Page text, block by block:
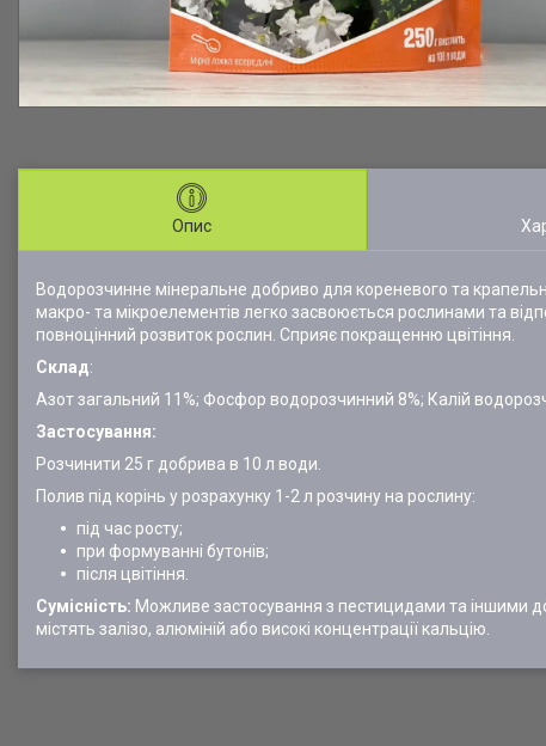
Опис
Водорозчинне мінеральне добриво для кореневого та
макро- та мікроелементів легко засвоюється рослинами та
повноцінний розвиток рослин. Сприяє покращенню цвітіння.
Склад:
Азот загальний 11%; Фосфор водорозчинний 8%; Калій
Застосування:
Розчинити 25 г добрива в 10 л води.
Полив під корінь у розрахунку 1-2 л розчину на рослину:
під час росту;
при формуванні бутонів;
після цвітіння.
Сумісність: Можливе застосування з пестицидами та іншими
містять залізо, алюміній або високі концентрації кальцію.